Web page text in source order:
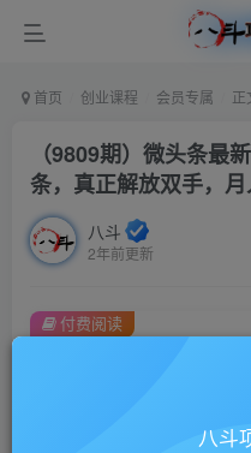
首页 创业课程 会员专属 正
（9809期）微头条最
条，真正解放双手，
八斗
2年前更新
此内容为付费阅读，请付费后
会
付费阅读
八斗